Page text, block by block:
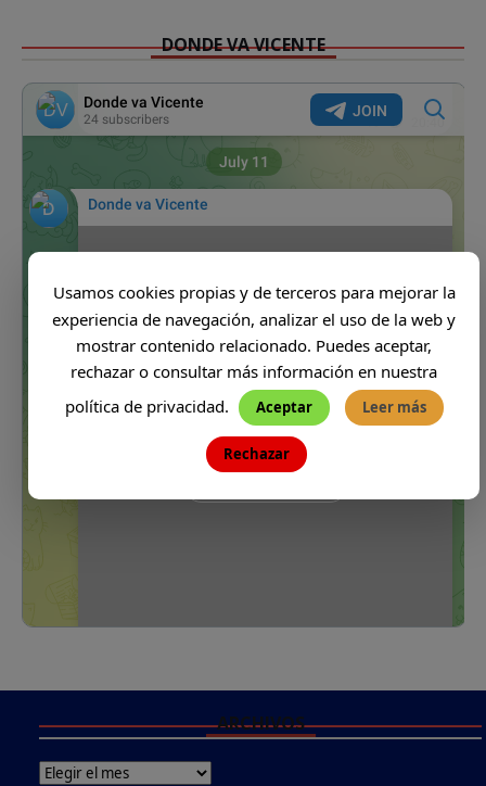
DONDE VA VICENTE
ARCHIVOS
Usamos cookies propias y de terceros para mejorar la
experiencia de navegación, analizar el uso de la web y
mostrar contenido relacionado. Puedes aceptar,
rechazar o consultar más información en nuestra
política de privacidad.
Aceptar Leer más
Rechazar